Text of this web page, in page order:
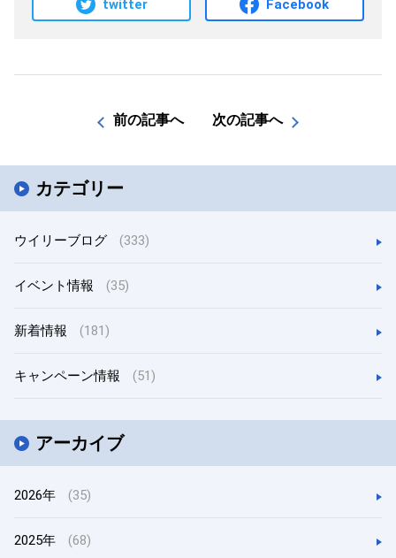
カテゴリー
ウイリーブログ (333)
イベント情報 (35)
新着情報 (181)
キャンペーン情報 (51)
アーカイブ
2026年 (35)
2025年 (68)
twitter Facebook
前の記事へ 次の記事へ